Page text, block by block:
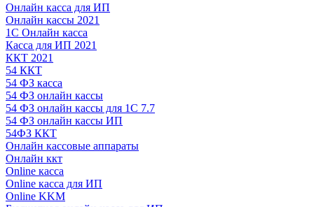
Онлайн касса для ИП
Онлайн кассы 2021
1С Онлайн касса
Касса для ИП 2021
ККТ 2021
54 ККТ
54 ФЗ касса
54 ФЗ онлайн кассы
54 ФЗ онлайн кассы для 1С 7.7
54 ФЗ онлайн кассы ИП
54ФЗ ККТ
Онлайн кассовые аппараты
Онлайн ккт
Online касса
Online касса для ИП
Online KKM